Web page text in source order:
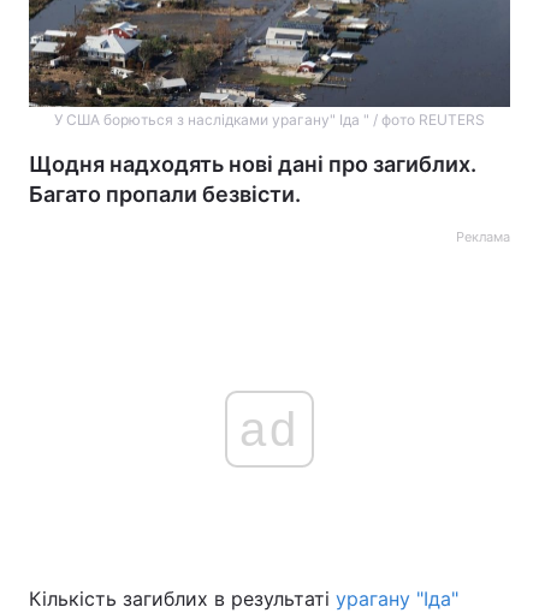
Головна Війна
У США борються з наслідками урагану" Іда " / фото REUTERS
Щодня надходять нові дані про загиблих.
Багато пропали безвісти.
Реклама
ad
Кількість загиблих в результаті урагану "Іда"